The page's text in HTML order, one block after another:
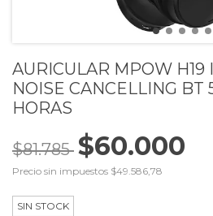
AURICULAR MPOW H19
NOISE CANCELLING BT
HORAS
$81.785 $60.000
Precio sin impuestos $49.586,78
SIN STOCK